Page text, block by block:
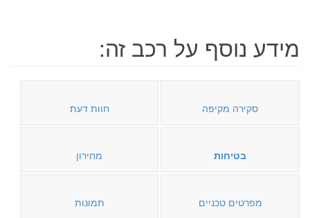
מידע נוסף על רכב זה:
סקירה מקיפה חוות דעת
בטיחות מחירון
מפרטים טכניים תמונות